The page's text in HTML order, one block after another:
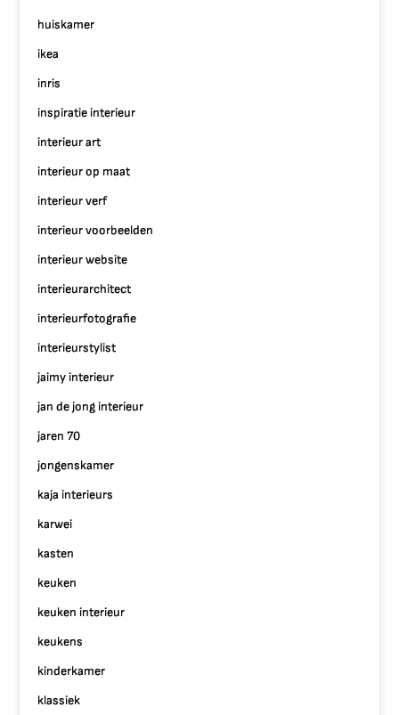
huiskamer
ikea
inris
inspiratie interieur
interieur art
interieur op maat
interieur verf
interieur voorbeelden
interieur website
interieurarchitect
interieurfotografie
interieurstylist
jaimy interieur
jan de jong interieur
jaren 70
jongenskamer
kaja interieurs
karwei
kasten
keuken
keuken interieur
keukens
kinderkamer
klassiek